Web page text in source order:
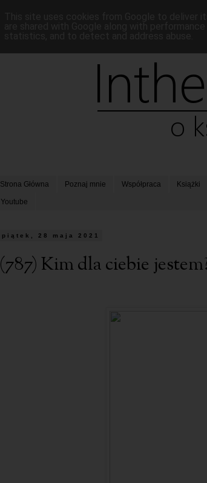
Strona Główna Poznaj mnie Współpraca Książki
Youtube
piątek, 28 maja 2021
(787) Kim dla ciebie